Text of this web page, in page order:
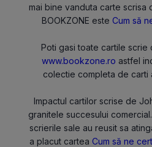
mai bine vanduta carte scrisa
BOOKZONE esteCum să
Poti gasi toate cartile scrie
www.bookzone.ro astfel
colectie completa de carti
Impactul cartilor scrise de
granitele succesului
scrierile sale au reusit sa
a placut cartea Cum să ne